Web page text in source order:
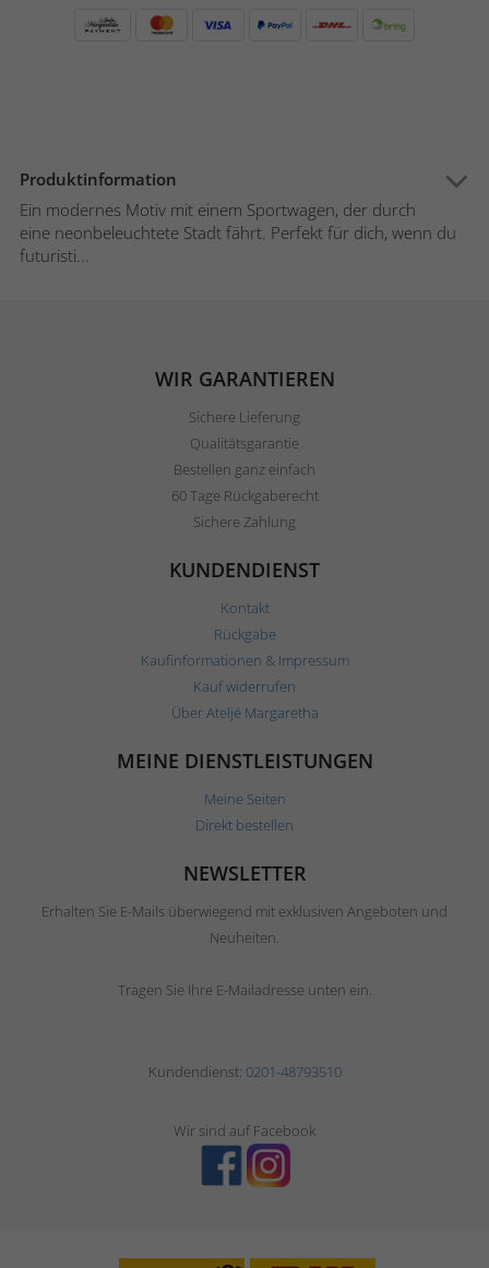
Produktinformation
Ein modernes Motiv mit einem Sportwagen, der durch
eine neonbeleuchtete Stadt fährt. Perfekt für dich, wenn du
futuristi...
WIR GARANTIEREN
Sichere Lieferung
Qualitätsgarantie
Bestellen ganz einfach
60 Tage Rückgaberecht
Sichere Zahlung
KUNDENDIENST
Kontakt
Rückgabe
Kaufinformationen & Impressum
Kauf widerrufen
Über Ateljé Margaretha
MEINE DIENSTLEISTUNGEN
Meine Seiten
Direkt bestellen
NEWSLETTER
Erhalten Sie E-Mails überwiegend mit exklusiven Angeboten und
Neuheiten.
Tragen Sie Ihre E-Mailadresse unten ein.
Kundendienst: 0201-48793510
Wir sind auf Facebook